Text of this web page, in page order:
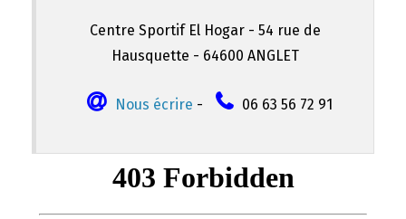
Centre Sportif El Hogar - 54 rue de
Hausquette - 64600 ANGLET
Nous écrire - 06 63 56 72 91